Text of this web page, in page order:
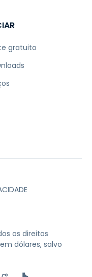
gratuito
os direitos
dólares, salvo